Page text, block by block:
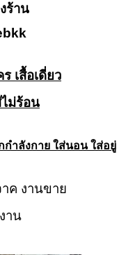
ร้าน
เสื้อเดี่ยว
ม่ร้อน
กำลังกาย ใส่นอน ใส่อยู่
ค งานขาย
าน